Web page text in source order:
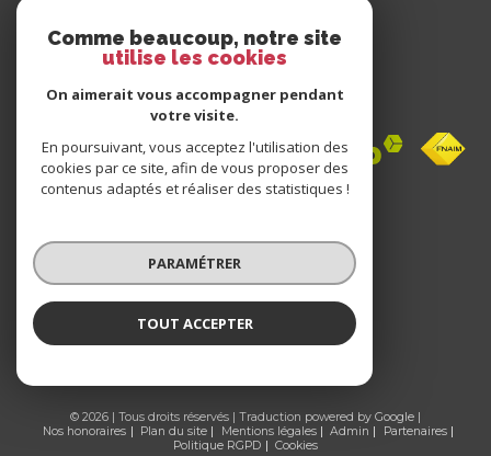
Nous
adhérons
clients
0 avis
© 2026 | Tous droits réservés | Traduction powered by Google |
Nos honoraires
Plan du site Mentions légales Admin
Partenaires
Politique RGPD
Cookies
Comme beaucoup, notre site
utilise les cookies
On aimerait vous accompagner pendant
votre visite.
En poursuivant, vous acceptez l'utilisation des
cookies par ce site, afin de vous proposer des
contenus adaptés et réaliser des statistiques !
PARAMÉTRER
TOUT ACCEPTER